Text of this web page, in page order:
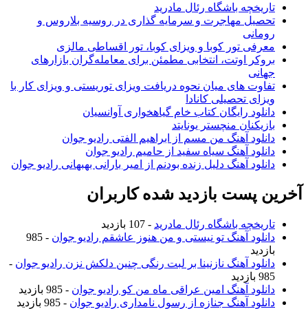
تاریخچه باشگاه رئال مادرید
تحصیل مهاجرت و سرمایه گذاری در روسیه بلاروس و
رومانی
معرفی تور کوبا و ویزای کوبا، تور اقساطی مالزی
بروکر اوتت، انتخابی مطمئن برای معامله‌گران بازارهای
جهانی
تفاوت های میان نحوه دریافت ویزای توریستی و ویزای کار با
ویزای تحصیلی کانادا
دانلود رایگان کتاب خام گیاهخواری آوانسیان
بازیکنان منچستر یونایتد
دانلود آهنگ من مسم از ابراهیم الفتی رادیو جوان
دانلود آهنگ سیاه سفید از حامیم رادیو جوان
دانلود آهنگ دلیل زنده بودنم از امیر بارانی بهبهانی رادیو جوان
آخرین پست بازدید شده کاربران
تاریخچه باشگاه رئال مادرید - 107 بازدید
دانلود آهنگ تو نیستی و من هنوز عاشقم رادیو جوان
- 985
بازدید
دانلود آهنگ نازنینا بر لبت رنگی چنین دلکش نزن رادیو جوان -
985 بازدید
دانلود آهنگ امین عراقی ماه من کو رادیو جوان - 985 بازدید
دانلود آهنگ جنازه از رسول نامداری رادیو جوان - 985 بازدید